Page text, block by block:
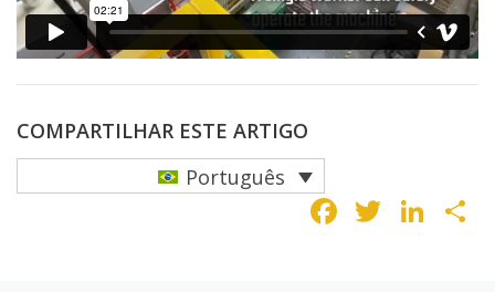
COMPARTILHAR ESTE ARTIGO
Português